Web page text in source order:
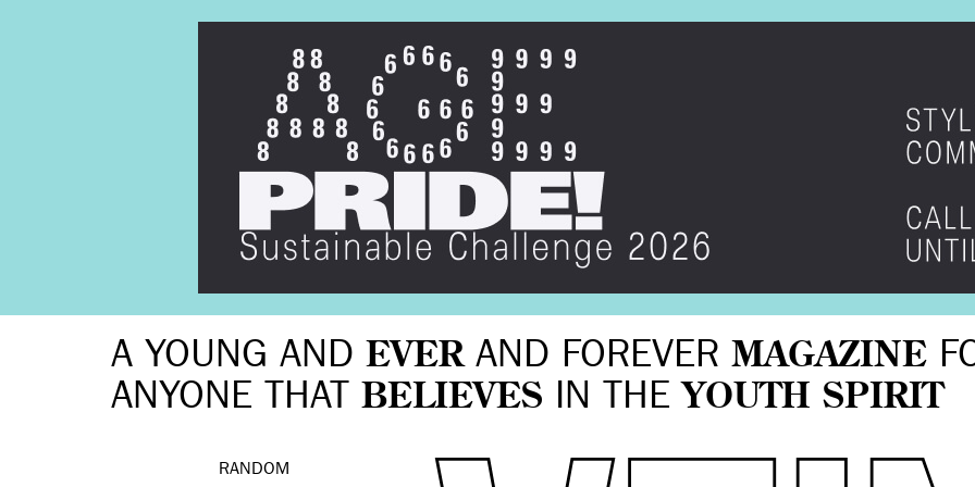
A YOUNG AND EVERAND FOREVER MAGAZINE
ANYONE THAT BELIEVES IN THE YOUTH SPIRIT
RANDOM